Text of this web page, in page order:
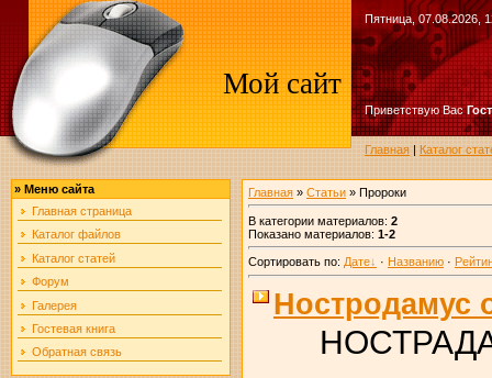
Мой сайт
Пятница, 07.08.2026,
Приветствую Вас
Главная|Каталог
» Меню сайта
Главная страница
Каталог файлов
Каталог статей
Форум
Галерея
Гостевая книга
Обратная связь
Главная» Статьи» Пророки
В категории материалов: 2
Показано материалов: 1-2
Сортировать по: Дате · Названию·
Ностродамус